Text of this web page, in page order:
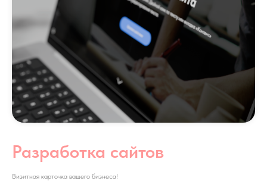
Разработка сайтов
Визитная карточка вашего бизнеса!